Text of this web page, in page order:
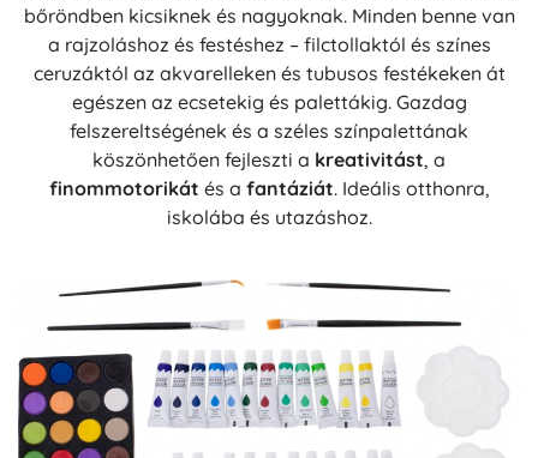
bőröndben kicsiknek és nagyoknak. Minden benne van
a rajzoláshoz és festéshez – filctollaktól és színes
ceruzáktól az akvarelleken és tubusos festékeken át
egészen az ecsetekig és palettákig. Gazdag
felszereltségének és a széles színpalettának
köszönhetően fejleszti a kreativitást, a
finommotorikát és a fantáziát. Ideális otthonra,
iskolába és utazáshoz.